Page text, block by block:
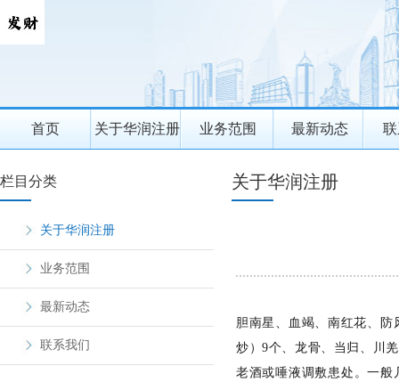
首页 关于华润注册 业务范围 最新动态
栏目分类
关于华润注册
业务范围
最新动态
联系我们
关于华润注册
胆南星、血竭、南红花、防
炒）9个、龙骨、当归、川
老酒或唾液调敷患处。一